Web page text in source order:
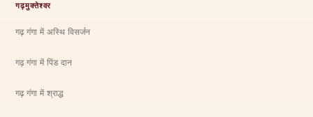
गढ़मुक्तेश्वर
गढ़ गंगा में अस्थि विसर्जन
गढ़ गंगा में पिंड दान
गढ़ गंगा में श्राद्ध